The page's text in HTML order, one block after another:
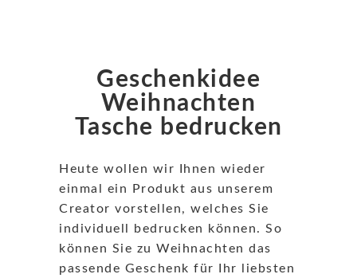
Geschenkidee
Weihnachten
Tasche bedrucken
Heute wollen wir Ihnen wieder
einmal ein Produkt aus unserem
Creator vorstellen, welches Sie
individuell bedrucken können. So
können Sie zu Weihnachten das
passende Geschenk für Ihr liebsten